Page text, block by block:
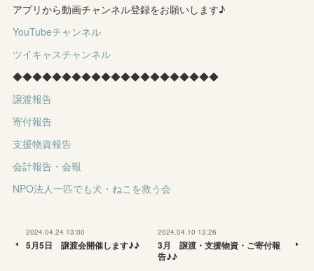
アプリから動画チャンネル登録をお願いします♪
YouTubeチャンネル
ツイキャスチャンネル
◆◆◆◆◆◆◆◆◆◆◆◆◆◆◆◆◆◆◆◆◆
譲渡報告
寄付報告
支援物資報告
会計報告・会報
NPO法人一匹でも犬・ねこを救う会
2024.04.24 13:00
5月5日 譲渡会開催します♪♪
2024.04.10 13:26
3月 譲渡・支援物資・ご寄付報
告♪♪